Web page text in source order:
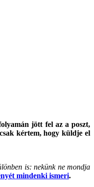
jött fel az a poszt,
kértem, hogy küldje el
is: nekünk ne mondja
mindenki ismeri.